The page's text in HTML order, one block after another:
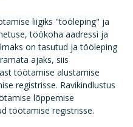
liigiks "tööleping" ja
töökoha aadressi ja
on tasutud ja tööleping
ajaks, siis
töötamise alustamise
registrisse. Ravikindlustus
lõppemise
töötamise registrisse.